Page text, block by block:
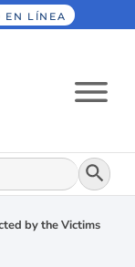
EN LÍNEA
Botón
by the Victims